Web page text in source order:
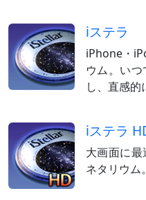
iステラ
iPhone・
ウム。い
し、直感的
iステラ
大画面に
ネタリウム。